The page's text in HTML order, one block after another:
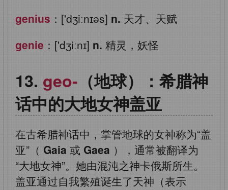
genius ：['dʒiːnɪəs] n. 天才、天赋
genie ：['dʒiːnɪ] n. 精灵，妖怪
geo- （地球）：希腊神
话中的大地女神盖亚
在古希腊神话中，掌管地球的女神称为“盖
亚”（ Gaia 或 Gaea ），通常被翻译为
“大地女神”。她由混沌之神卡俄斯所生。
盖亚通过自我繁殖诞生了天神（表示